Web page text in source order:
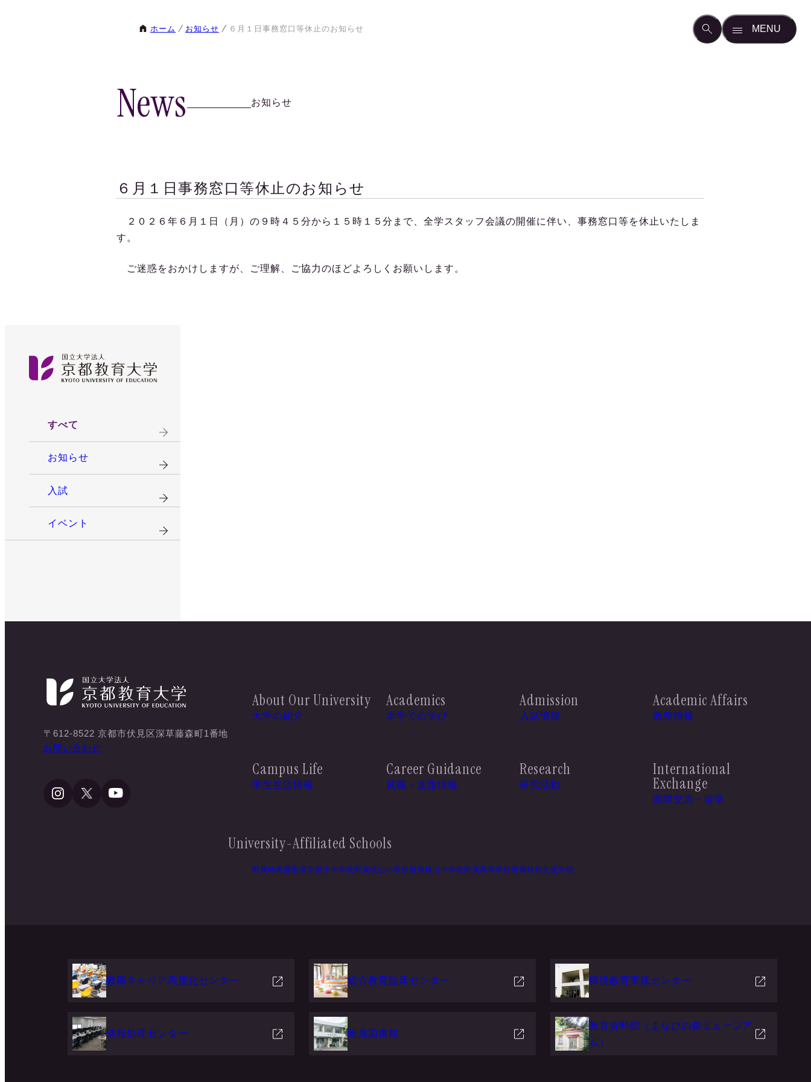
ホーム お知らせ ６月１日事務窓口等休止のお知らせ
News お知らせ
６月１日事務窓口等休止のお知らせ
２０２６年６月１日（月）の９時４５分から１５時１５分まで、全学スタッフ会議の開催に伴い、事務窓口等を休止いたしま
す。
ご迷惑をおかけしますが、ご理解、ご協力のほどよろしくお願いします。
すべて
お知らせ
入試
イベント
〒612-8522 京都市伏見区深草藤森町1番地
お問い合わせ
About Our University
大学の紹介
Academics
本学での学び
Admission
入試情報
Academic Affairs
教務情報
Campus Life
学生生活情報
Career Guidance
就職・進路情報
Research
研究活動
International
Exchange
国際交流・留学
University-Affiliated Schools
附属幼稚園附属京都小中学校附属桃山小学校附属桃山中学校附属高等学校附属特別支援学校
教職キャリア高度化センター 総合教育臨床センター 環境教育実践センター
情報処理センター 附属図書館
教育資料館（まなびの森ミュージア
ム）